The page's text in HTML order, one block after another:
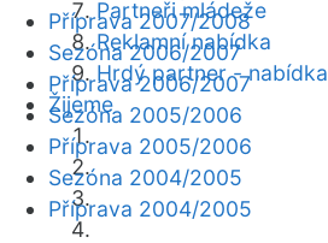
Partneři mládeže
Reklamní nabídka
Hrdý partner - nabídka
Žijeme
Příprava 2007/2008
Sezóna 2006/2007
Příprava 2006/2007
Sezóna 2005/2006
Příprava 2005/2006
Sezóna 2004/2005
Příprava 2004/2005